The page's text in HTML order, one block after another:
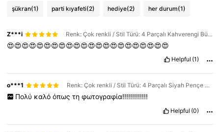
şükran(1) parti kıyafeti(2) hediye(2) her durum(1)
Z***i Renk: Çok renkli / Stil Türü: 4 Parçalı Kahverengi Büyük Pençe Klips Seti
😍😍😍😍😍😍😍😍😍😍😍😍😍😍😍😍😍😍😍😍😍😍
Helpful (1)
o***1 Renk: Çok renkli / Stil Türü: 4 Parçalı Siyah Pençe Klips Seti
Πολύ καλό όπως τη φωτογραφία!!!!!!!!!!!!!
Helpful (0)